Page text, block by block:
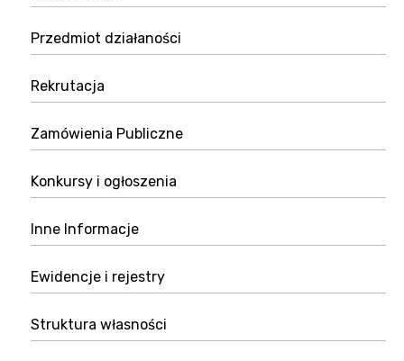
Przedmiot działaności
Rekrutacja
Zamówienia Publiczne
Konkursy i ogłoszenia
Inne Informacje
Ewidencje i rejestry
Struktura własności